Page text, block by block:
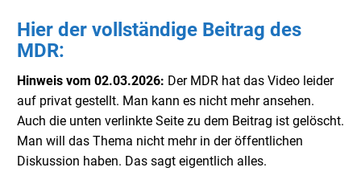
Hier der vollständige Beitrag des
MDR:
Hinweis vom 02.03.2026: Der MDR hat das Video leider
auf privat gestellt. Man kann es nicht mehr ansehen.
Auch die unten verlinkte Seite zu dem Beitrag ist gelöscht.
Man will das Thema nicht mehr in der öffentlichen
Diskussion haben. Das sagt eigentlich alles.